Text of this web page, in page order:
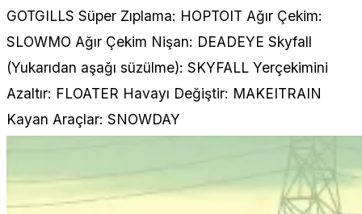
GOTGILLS Süper Zıplama: HOPTOIT Ağır Çekim:
SLOWMO Ağır Çekim Nişan: DEADEYE Skyfall
(Yukarıdan aşağı süzülme): SKYFALL Yerçekimini
Azaltır: FLOATER Havayı Değiştir: MAKEITRAIN
Kayan Araçlar: SNOWDAY